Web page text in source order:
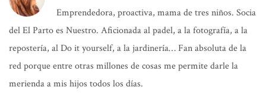
Emprendedora, proactiva, mama de tres niños. Socia
del El Parto es Nuestro. Aficionada al padel, a la fotografía, a la
repostería, al Do it yourself, a la jardinería… Fan absoluta de la
red porque entre otras millones de cosas me permite darle la
merienda a mis hijos todos los días.